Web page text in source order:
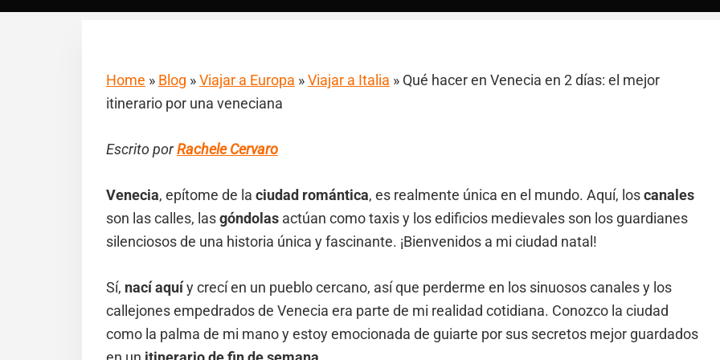
Home » Blog »Viajar a Europa »Viajar a Italia » Qué hacer en Venecia en 2 días: el mejor
itinerario por una veneciana
Escrito porRachele Cervaro
Venecia, epítome de la ciudad romántica, es realmente única en el mundo. Aquí, loscanales
son las calles, lasgóndolas actúan como taxis y los edificios medievales son los guardianes
silenciosos de una historia única y fascinante. ¡Bienvenidos a mi ciudad natal!
Sí, nací aquíy crecí en un pueblo cercano, así que perderme en los sinuosos canales y los
callejones empedrados de Venecia era parte de mi realidad cotidiana. Conozco la ciudad
como la palma de mi mano y estoy emocionada de guiarte por sus secretos mejor guardados